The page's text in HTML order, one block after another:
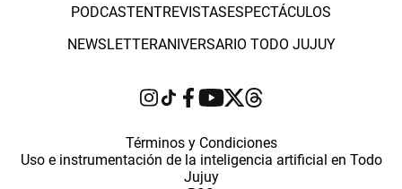
PODCASTENTREVISTASESPECTÁCULOS
NEWSLETTERANIVERSARIO TODO JUJUY
Términos y Condiciones
Uso e instrumentación de la inteligencia artificial en Todo
Jujuy